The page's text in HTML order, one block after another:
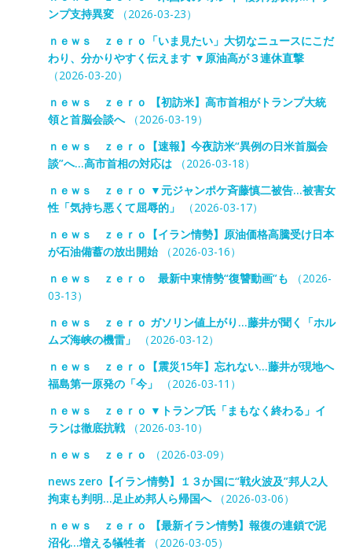
ンプ支持異変（2026-03-23）
ｎｅｗｓ ｚｅｒｏ「いま見たい」大切なニュースにこだ
わり、分かりやすく伝えます ▼原油高が３連休直撃
（2026-03-20）
ｎｅｗｓ ｚｅｒｏ 【初訪米】高市首相がトランプ大統
領と首脳会談へ（2026-03-19）
ｎｅｗｓ ｚｅｒｏ【速報】今夜訪米“異例の日米首脳会
談”へ…高市首相の対応は（2026-03-18）
ｎｅｗｓ ｚｅｒｏ ▼元ジャンポケ斉藤慎二被告…被害女
性「気持ち悪くて屈辱的」
（2026-03-17）
ｎｅｗｓ ｚｅｒｏ【イラン情勢】原油価格高騰受け日本
が石油備蓄の放出開始（2026-03-16）
ｎｅｗｓ ｚｅｒｏ 最新中東情勢“復讐動画”も （2026-
03-13）
ｎｅｗｓ ｚｅｒｏ ガソリン値上がり…藤井が聞く「ホル
ムズ海峡の機雷」
（2026-03-12）
ｎｅｗｓ ｚｅｒｏ【震災15年】忘れない…藤井が現地へ
福島第一原発の「今」
（2026-03-11）
ｎｅｗｓ ｚｅｒｏ ▼トランプ氏「まもなく終わる」イ
ランは徹底抗戦（2026-03-10）
ｎｅｗｓ ｚｅｒｏ
（2026-03-09）
news zero【イラン情勢】１３か国に“戦火波及”邦人2人
拘束も判明…足止め邦人ら帰国へ（2026-03-06）
ｎｅｗｓ ｚｅｒｏ 【最新イラン情勢】報復の連鎖で泥
沼化…増える犠牲者（2026-03-05）